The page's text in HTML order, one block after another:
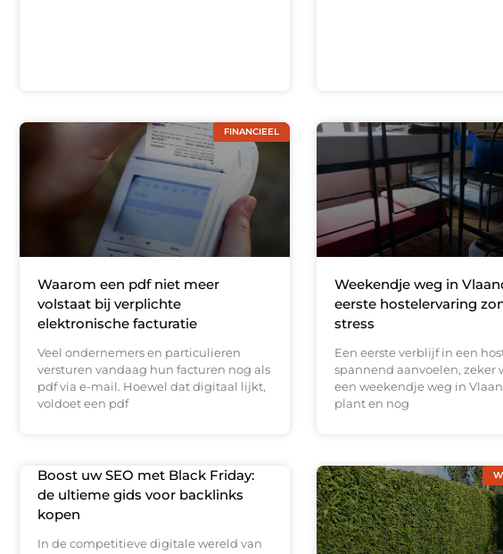
FINANCIEEL
Waarom een pdf niet meer
volstaat bij verplichte
elektronische facturatie
Veel ondernemers en particulieren
versturen vandaag hun facturen nog als
pdf via e-mail. Hoewel dat digitaal lijkt,
voldoet een pdf
Weekendje weg in
eerste hostelervaring
stress
Een eerste verblijf in een
spannend aanvoelen, zeker
een weekendje weg in
plant en nog
Boost uw SEO met Black Friday:
de ultieme gids voor backlinks
kopen
In de competitieve digitale wereld van